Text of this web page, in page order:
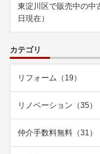
東淀川区で販売中の中
日現在）
カテゴリ
リフォーム（19）
リノベーション（35）
仲介手数料無料（31）